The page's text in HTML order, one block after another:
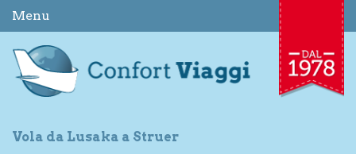
Menu
Vola da Lusaka a Struer